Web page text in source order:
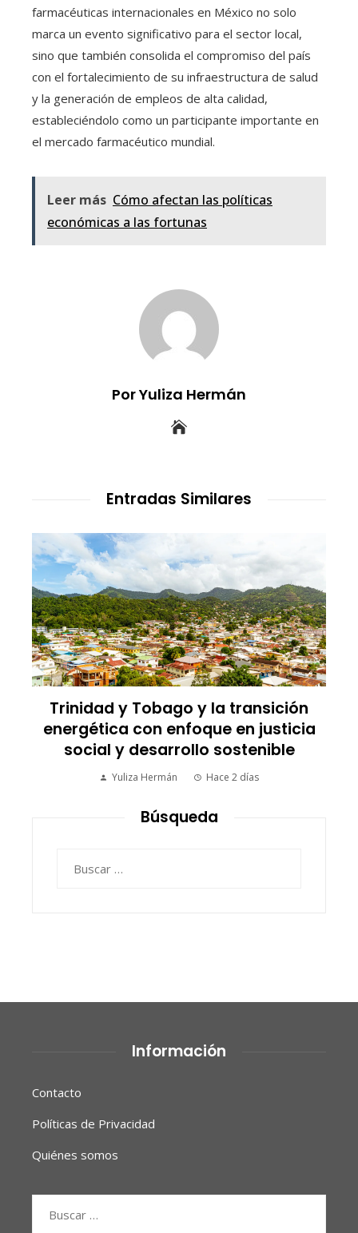
farmacéuticas internacionales en México no solo
marca un evento significativo para el sector local,
sino que también consolida el compromiso del país
con el fortalecimiento de su infraestructura de salud
y la generación de empleos de alta calidad,
estableciéndolo como un participante importante en
el mercado farmacéutico mundial.
Leer más Cómo afectan las políticas
económicas a las fortunas
Por Yuliza Hermán
Entradas Similares
Trinidad y Tobago y la transición
energética con enfoque en justicia
social y desarrollo sostenible
Yuliza Hermán Hace 2 días
Búsqueda
Información
Contacto
Políticas de Privacidad
Quiénes somos